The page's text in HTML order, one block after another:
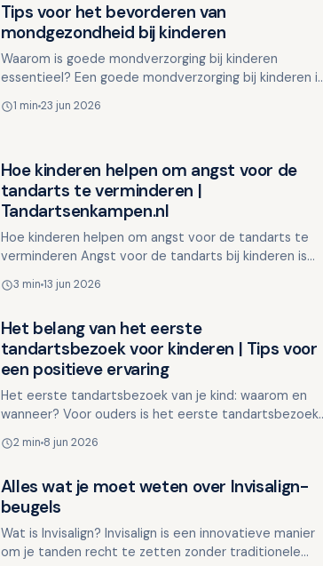
Overig nieuws
Tips voor het bevorderen van
mondgezondheid bij kinderen
Waarom is goede mondverzorging bij kinderen
essentieel? Een goede mondverzorging bij kinderen is
kwetsbaarder zijn dan vo…
1 min 23 jun 2026
Overig nieuws
Hoe kinderen helpen om angst voor de
tandarts te verminderen |
Tandartsenkampen.nl
Hoe kinderen helpen om angst voor de tandarts te
verminderen Angst voor de tandarts bij kinderen is
door nare erva…
3 min 13 jun 2026
Overig nieuws
Het belang van het eerste
tandartsbezoek voor kinderen | Tips voor
een positieve ervaring
Het eerste tandartsbezoek van je kind: waarom en
wanneer? Voor ouders is het eerste tandartsbezoek
rijst: wannee…
2 min 8 jun 2026
Overig nieuws
Alles wat je moet weten over Invisalign-
beugels
Wat is Invisalign? Invisalign is een innovatieve manier
om je tanden recht te zetten zonder traditionele